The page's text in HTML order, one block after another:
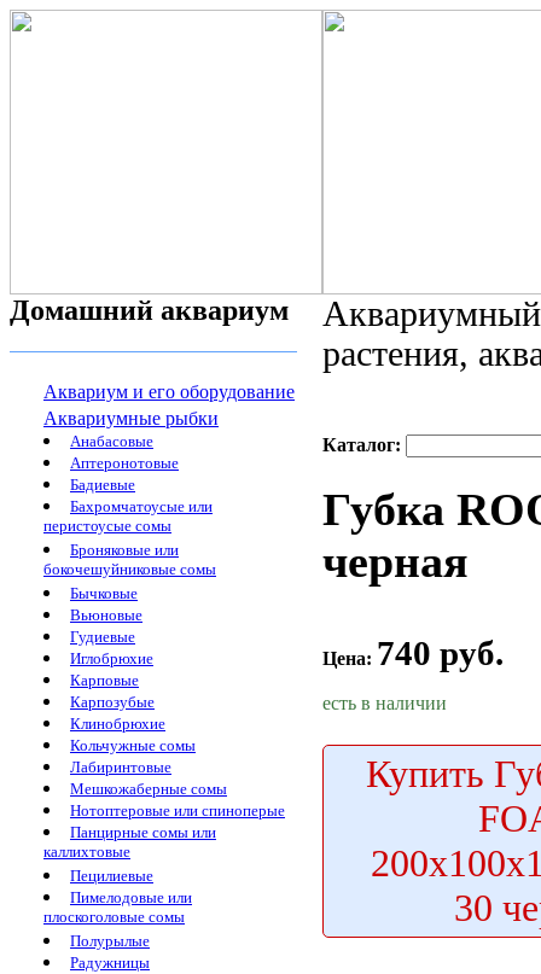
Домашний аквариум
Аквариум и его оборудование
Аквариумные рыбки
Анабасовые
Аптеронотовые
Бадиевые
Бахромчатоусые или
перистоусые сомы
Броняковые или
бокочешуйниковые сомы
Бычковые
Вьюновые
Гудиевые
Иглобрюхие
Карповые
Карпозубые
Клинобрюхие
Кольчужные сомы
Лабиринтовые
Мешкожаберные сомы
Нотоптеровые или спиноперые
Панцирные сомы или
каллихтовые
Пецилиевые
Пимелодовые или
плоскоголовые сомы
Полурылые
Радужницы
растения,
Каталог:
Губка
черная
Цена: 740 руб.
есть в наличии
Купить
30